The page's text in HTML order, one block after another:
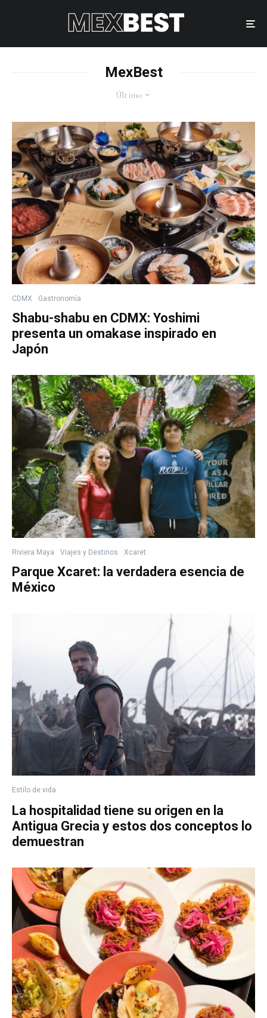
MexBest
Último
CDMX Gastronomía
Shabu-shabu en CDMX: Yoshimi
presenta un omakase inspirado en
Japón
Riviera Maya Viajes y Destinos Xcaret
Parque Xcaret: la verdadera esencia de
México
Estilo de vida
La hospitalidad tiene su origen en la
Antigua Grecia y estos dos conceptos lo
demuestran